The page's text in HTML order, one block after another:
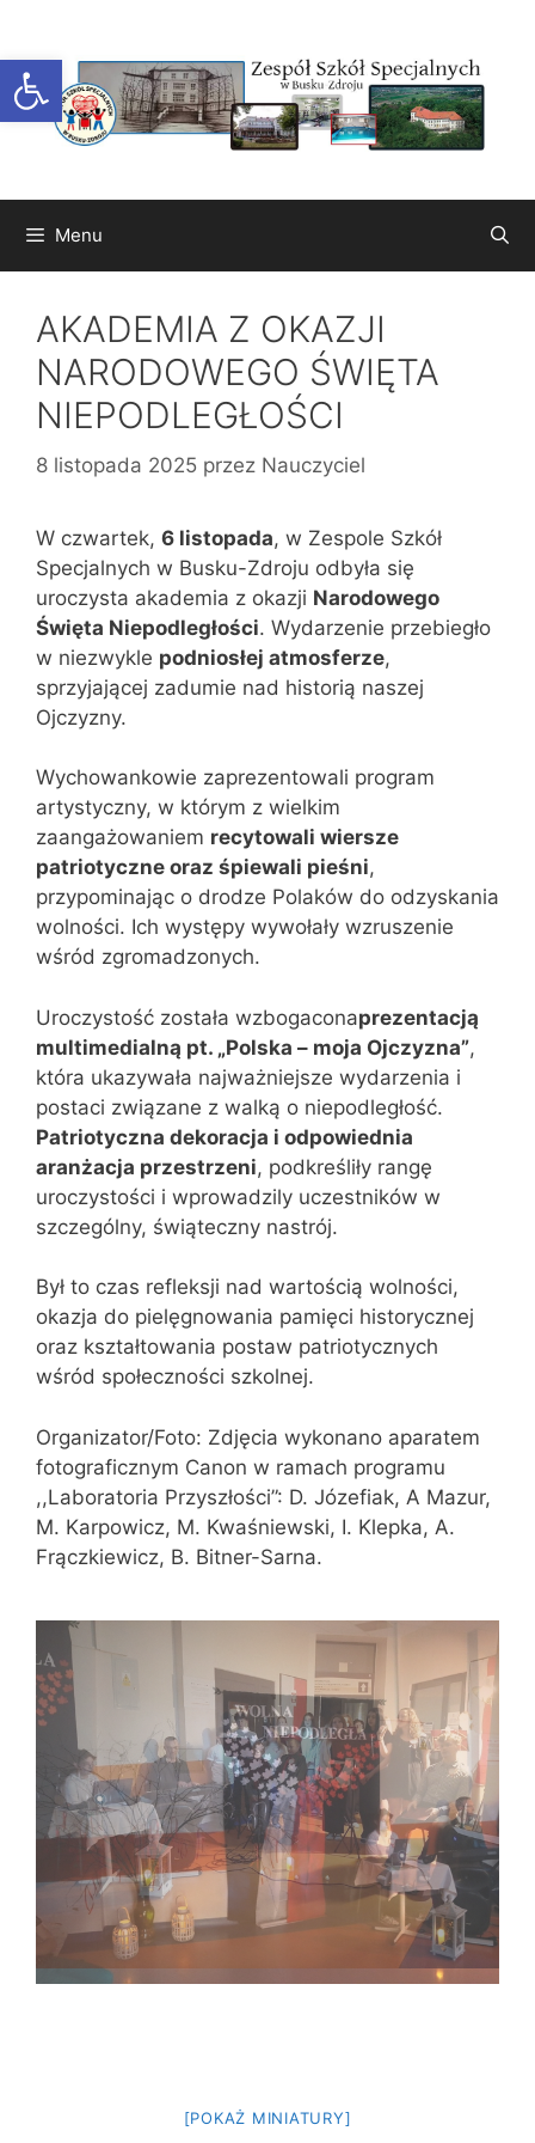
Otwórz pasek narzędzi
treści
Menu
AKADEMIA Z OKAZJI
NARODOWEGO ŚWIĘTA
NIEPODLEGŁOŚCI
8 listopada 2025 przez Nauczyciel
W czwartek, 6 listopada, w Zespole Szkół
Specjalnych w Busku-Zdroju odbyła się
uroczysta akademia z okazji Narodowego
Święta Niepodległości. Wydarzenie przebiegło
w niezwykle podniosłej atmosferze,
sprzyjającej zadumie nad historią naszej
Ojczyzny.
Wychowankowie zaprezentowali program
artystyczny, w którym z wielkim
zaangażowaniem recytowali wiersze
patriotyczne oraz śpiewali pieśni,
przypominając o drodze Polaków do odzyskania
wolności. Ich występy wywołały wzruszenie
wśród zgromadzonych.
Uroczystość została wzbogaconaprezentacją
multimedialną pt. „Polska – moja Ojczyzna”,
która ukazywała najważniejsze wydarzenia i
postaci związane z walką o niepodległość.
Patriotyczna dekoracja i odpowiednia
aranżacja przestrzeni, podkreśliły rangę
uroczystości i wprowadzily uczestników w
szczególny, świąteczny nastrój.
Był to czas refleksji nad wartością wolności,
okazja do pielęgnowania pamięci historycznej
oraz kształtowania postaw patriotycznych
wśród społeczności szkolnej.
Organizator/Foto: Zdjęcia wykonano aparatem
fotograficznym Canon w ramach programu
,,Laboratoria Przyszłości”: D. Józefiak, A Mazur,
M. Karpowicz, M. Kwaśniewski, I. Klepka, A.
Frączkiewicz, B. Bitner-Sarna.
[POKAŻ MINIATURY]